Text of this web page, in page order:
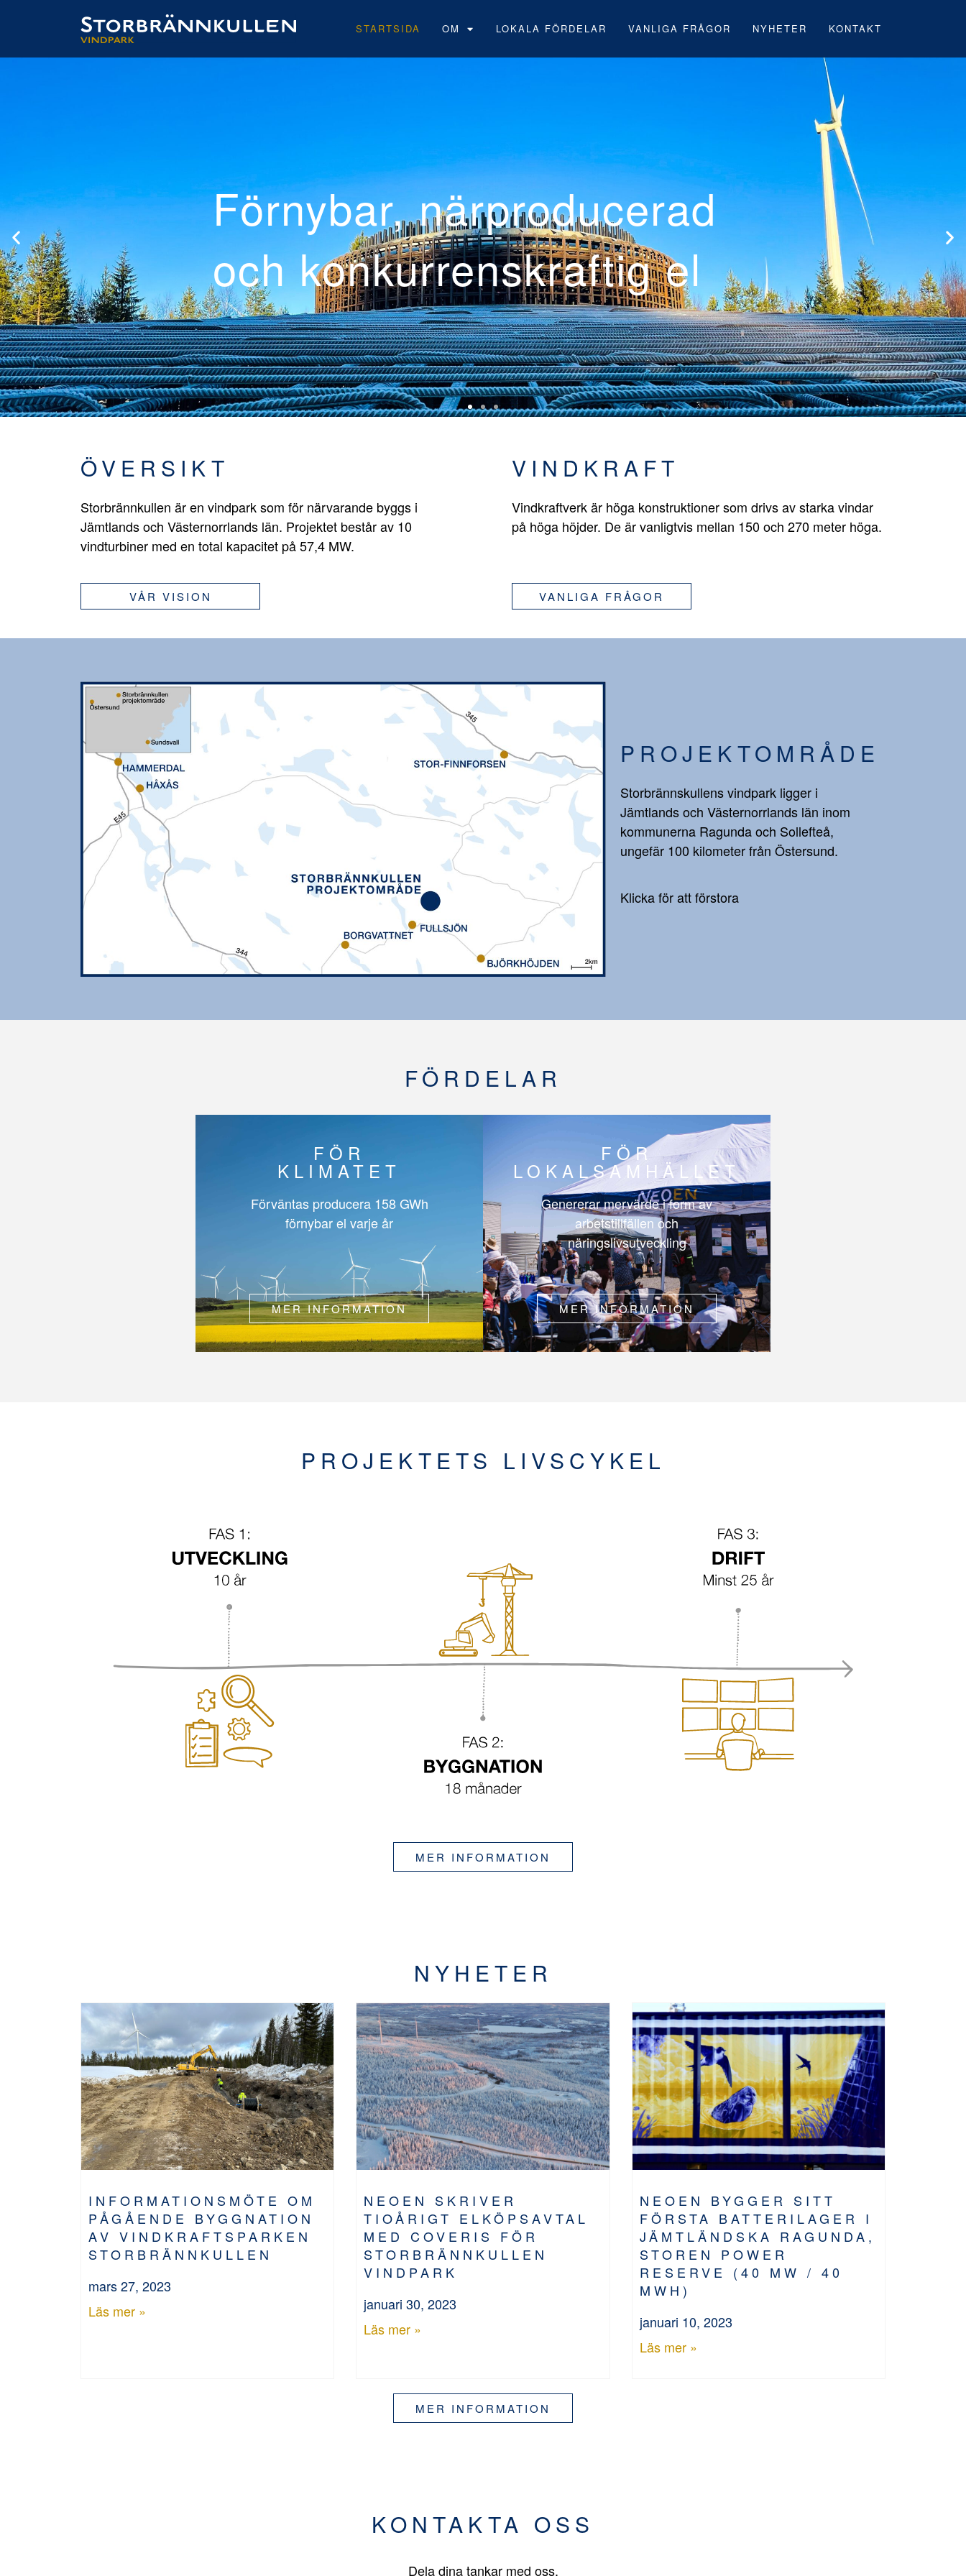
STARTSIDA OM LOKALA FÖRDELAR VANLIGA FRÅGOR NYHETER KONTAKT
Neoens första svenska
vindpark under
ÖVERSIKT
Storbrännkullen är en vindpark som för närvarande byggs i
Jämtlands och Västernorrlands län. Projektet består av 10
vindturbiner med en total kapacitet på 57,4 MW.
VÅR VISION
VINDKRAFT
Vindkraftverk är höga konstruktioner som drivs av starka vindar
på höga höjder. De är vanligtvis mellan 150 och 270 meter höga.
VANLIGA FRÅGOR
PROJEKTOMRÅDE
Storbrännskullens vindpark ligger i
Jämtlands och Västernorrlands län inom
kommunerna Ragunda och Sollefteå,
ungefär 100 kilometer från Östersund.
Klicka för att förstora
FÖRDELAR
FÖR
KLIMATET
Förväntas producera158 GWh
förnybar el varje år
MER INFORMATION
FÖR
LOKALSAMHÄLLET
Genererar mervärde i form av
arbetstillfällen och
näringslivsutveckling
MER INFORMATION
PROJEKTETS LIVSCYKEL
MER INFORMATION
NYHETER
INFORMATIONSMÖTE OM
PÅGÅENDE BYGGNATION
AV VINDKRAFTSPARKEN
STORBRÄNNKULLEN
mars 27, 2023
Läs mer »
NEOEN SKRIVER
TIOÅRIGT ELKÖPSAVTAL
MED COVERIS FÖR
STORBRÄNNKULLEN
VINDPARK
januari 30, 2023
Läs mer »
NEOEN BYGGER SITT
FÖRSTA BATTERILAGER I
JÄMTLÄNDSKA RAGUNDA,
STOREN POWER
RESERVE (40 MW / 40
MWH)
januari 10, 2023
Läs mer »
MER INFORMATION
KONTAKTA OSS
Dela dina tankar med oss.